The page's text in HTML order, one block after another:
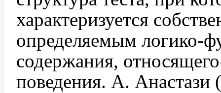
характеризуется
определяемым логико-
содержания,
поведения. А. Анастази